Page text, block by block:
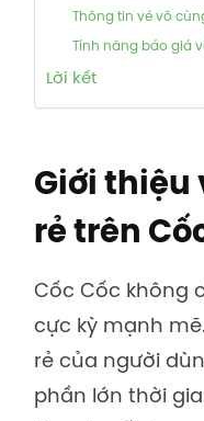
Thông tin vé vô
Tính năng báo giá
Lời kết
Giới thiệu
rẻ trên
Cốc Cốc không
cực kỳ mạnh
rẻ của người
phần lớn thời